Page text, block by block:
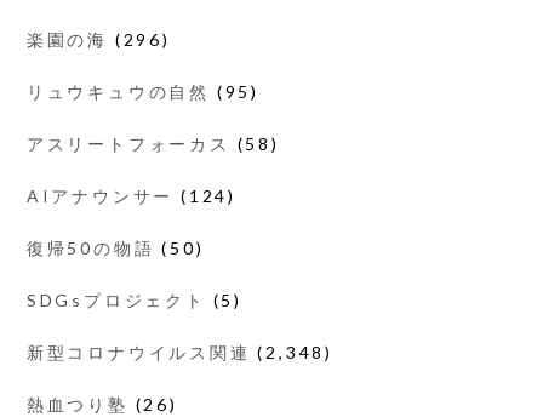
楽園の海 (296)
リュウキュウの自然 (95)
アスリートフォーカス (58)
AIアナウンサー (124)
復帰50の物語 (50)
SDGsプロジェクト (5)
新型コロナウイルス関連 (2,348)
熱血つり塾 (26)